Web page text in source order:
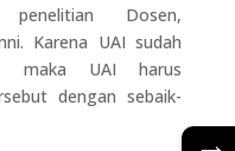
penelitian Dosen,
Karena UAI sudah
maka UAI harus
dengan sebaik-